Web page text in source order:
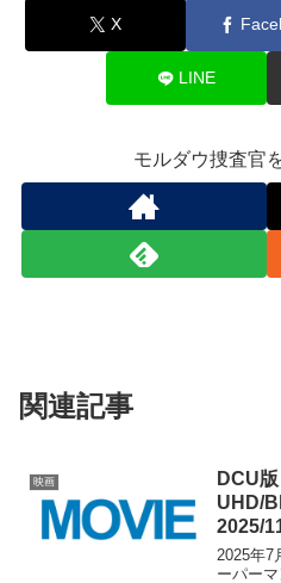
X
LINE
モルダウ捜査官
関連記事
映画
DCU
UHD/
2025/
定スチ
2025年7
ーパー